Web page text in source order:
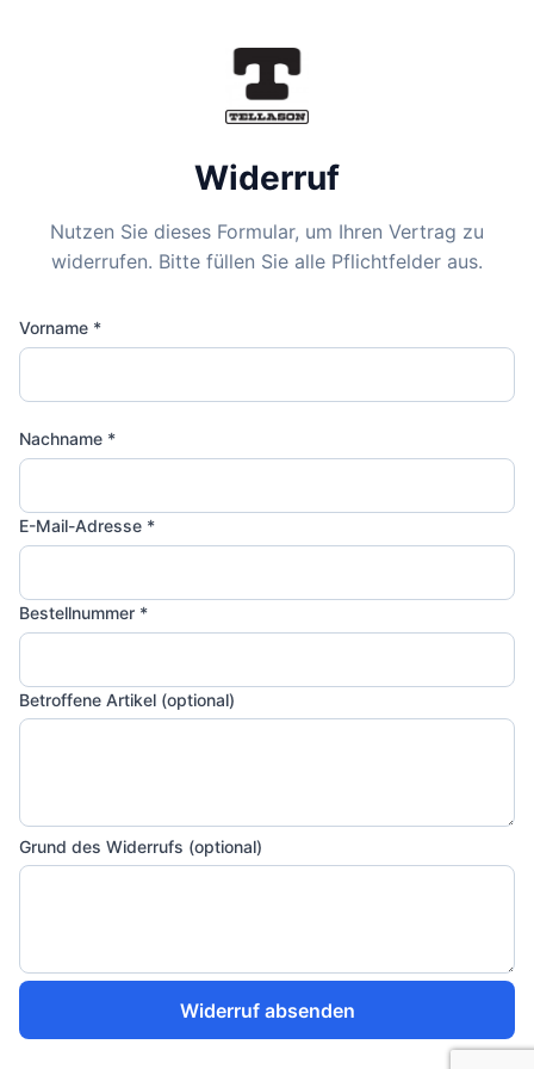
Widerruf
Nutzen Sie dieses Formular, um Ihren Vertrag zu
widerrufen. Bitte füllen Sie alle Pflichtfelder aus.
Vorname *
Nachname *
E-Mail-Adresse *
Bestellnummer *
Betroffene Artikel (optional)
Grund des Widerrufs (optional)
Widerruf absenden